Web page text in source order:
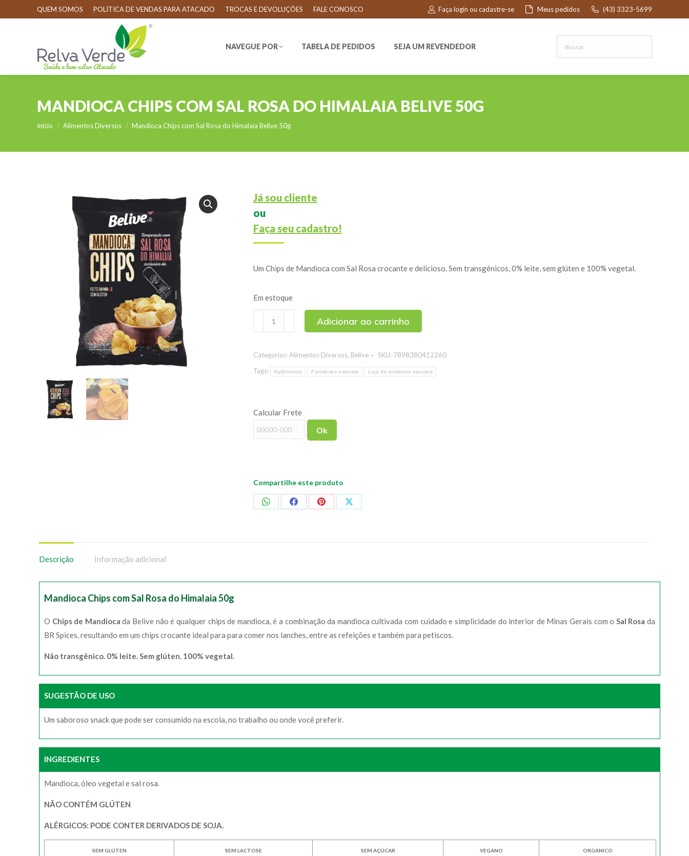
QUEM SOMOS POLÍTICA DE VENDAS PARA ATACADO TROCAS E DEVOLUÇÕES FALE CONOSCO Faça login ou cadastre-se Meus pedidos (43) 3323-5699
NAVEGUE POR TABELA DE PEDIDOS SEJA UM REVENDEDOR
MANDIOCA CHIPS COM SAL ROSA DO HIMALAIA BELIVE 50G
Você está aqui:
Início Alimentos Diversos Mandioca Chips com Sal Rosa do Himalaia Belive 50g
Já sou cliente
ou
Faça seu cadastro!
Um Chips de Mandioca com Sal Rosa crocante e delicioso. Sem transgênicos, 0% leite, sem glúten e 100% vegetal.
Em estoque
Chips
Sal
Rosa
Belive
50g
quantidade
Adicionar ao carrinho
Categorias: Alimentos Diversos, Belive SKU: 7898380412260
Tags:
Autônomos Farmácias naturais Loja de produtos naturais
Calcular Frete
Ok
Compartilhe este produto
CompartilharCompartilharCompartilharCompartilhar
Descrição Informação adicional
Mandioca Chips com Sal Rosa do Himalaia 50g
O Chips de Mandioca da Belive não é qualquer chips de mandioca, é a combinação da mandioca cultivada com cuidado e simplicidade do interior de Minas Gerais com o Sal Rosa da
BR Spices, resultando em um chips crocante ideal para para comer nos lanches, entre as refeições e também para petiscos.
Não transgênico. 0% leite. Sem glúten. 100% vegetal.
SUGESTÃO DE USO
Um saboroso snack que pode ser consumido na escola, no trabalho ou onde você preferir.
INGREDIENTES
Mandioca, óleo vegetal e sal rosa.
NÃO CONTÉM GLÚTEN
ALÉRGICOS: PODE CONTER DERIVADOS DE SOJA.
SEM GLÚTEN SEM LACTOSE SEM AÇÚCAR VEGANO ORGANICO
NAVEGUE POR TABELA DE PEDIDOS SEJA UM REVENDEDOR